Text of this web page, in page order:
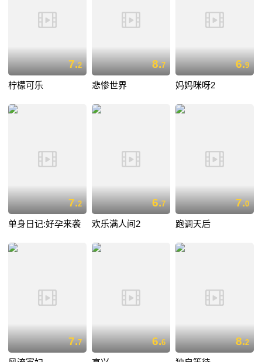
7.2
柠檬可乐
8.7
悲惨世界
6.9
妈妈咪呀2
7.2
单身日记:好孕来袭
6.7
欢乐满人间2
7.0
跑调天后
7.7 6.6 8.2